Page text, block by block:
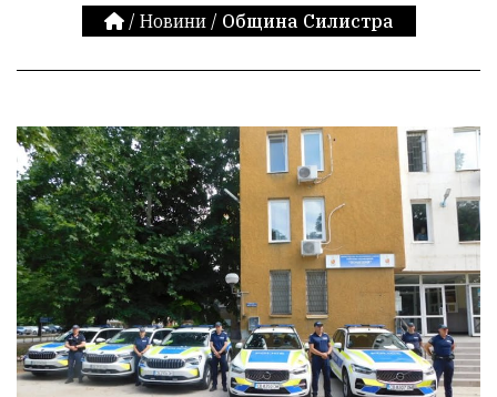
/ Новини / Община Силистра